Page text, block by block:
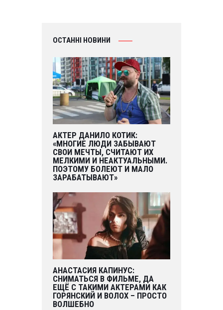
ОСТАННІ НОВИНИ
АКТЕР ДАНИЛО КОТИК:
«МНОГИЕ ЛЮДИ ЗАБЫВАЮТ
СВОИ МЕЧТЫ, СЧИТАЮТ ИХ
МЕЛКИМИ И НЕАКТУАЛЬНЫМИ.
ПОЭТОМУ БОЛЕЮТ И МАЛО
ЗАРАБАТЫВАЮТ»
АНАСТАСИЯ КАПИНУС:
СНИМАТЬСЯ В ФИЛЬМЕ, ДА
ЕЩЁ С ТАКИМИ АКТЕРАМИ КАК
ГОРЯНСКИЙ И ВОЛОХ – ПРОСТО
ВОЛШЕБНО